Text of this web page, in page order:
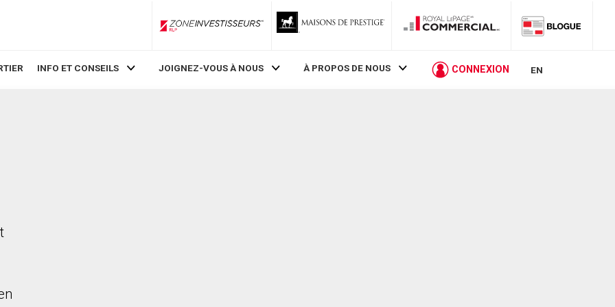
ZoneInvestisseurs RLP
INFO ET CONSEILS JOIGNEZ-VOUS À NOUS À PROPOS DE NOUS CONNEXION EN